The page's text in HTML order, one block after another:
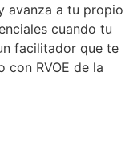
avanza a tu propio
cuando tu
facilitador que te
RVOE de la